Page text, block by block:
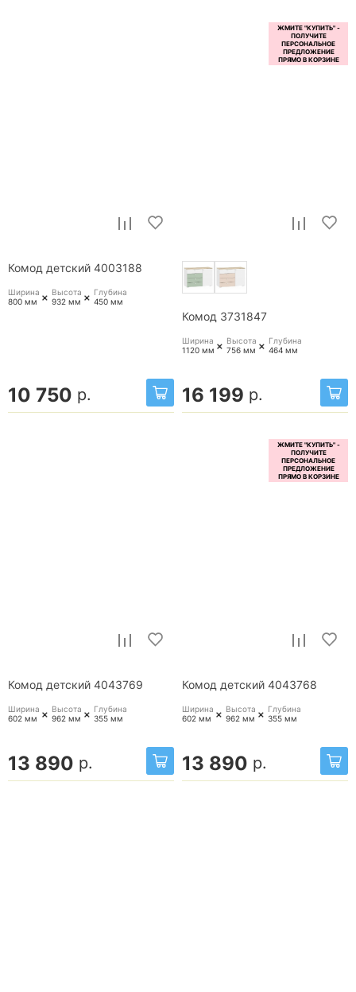
Комод детский 4003188
Ширина
800 мм+Высота
932 мм+Глубина
450 мм
10 750 р.
Комод 3731847
Ширина
1120 мм+Высота
756 мм+Глубина
464 мм
16 199 р.
Комод детский 4043769
Ширина
602 мм+Высота
962 мм+Глубина
355 мм
13 890 р.
Комод детский 4043768
Ширина
602 мм+Высота
962 мм+Глубина
355 мм
13 890 р.